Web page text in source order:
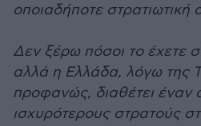
οποιαδήποτε στρατιωτική
Δεν ξέρω πόσοι το έχετε
αλλά η Ελλάδα, λόγω της
προφανώς, διαθέτει έναν
ισχυρότερους στρατούς